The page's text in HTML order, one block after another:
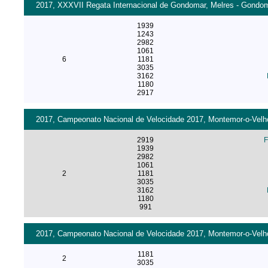
2017, XXXVII Regata Internacional de Gondomar, Melres -
6
1939
1243
2982
1061
1181
3035
3162
1180
2917
2017, Campeonato Nacional de Velocidade 2017, Montemor-o-
2
2919
1939
2982
1061
1181
3035
3162
1180
991
2017, Campeonato Nacional de Velocidade 2017, Montemor-o-
2
1181
3035